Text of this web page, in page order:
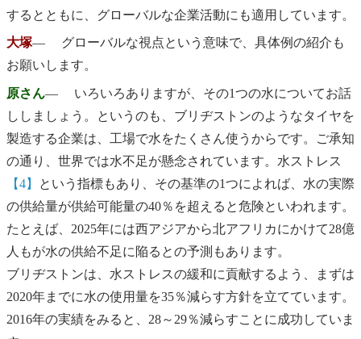
するとともに、グローバルな企業活動にも適用しています。
大塚― グローバルな視点という意味で、具体例の紹介も
お願いします。
原さん― いろいろありますが、その1つの水についてお話
ししましょう。というのも、ブリヂストンのようなタイヤを
製造する企業は、工場で水をたくさん使うからです。ご承知
の通り、世界では水不足が懸念されています。水ストレス
【4】
という指標もあり、その基準の1つによれば、水の実際
の供給量が供給可能量の40％を超えると危険といわれます。
たとえば、2025年には西アジアから北アフリカにかけて28億
人もが水の供給不足に陥るとの予測もあります。
ブリヂストンは、水ストレスの緩和に貢献するよう、まずは
2020年までに水の使用量を35％減らす方針を立てています。
2016年の実績をみると、28～29％減らすことに成功していま